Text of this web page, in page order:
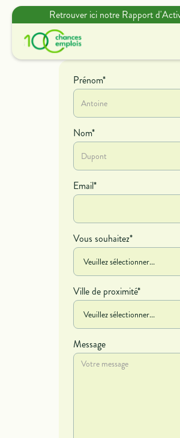
Retrouver ici notre Rapport
Prénom*
Nom*
Email*
Vous souhaitez*
Ville de proximité*
Message